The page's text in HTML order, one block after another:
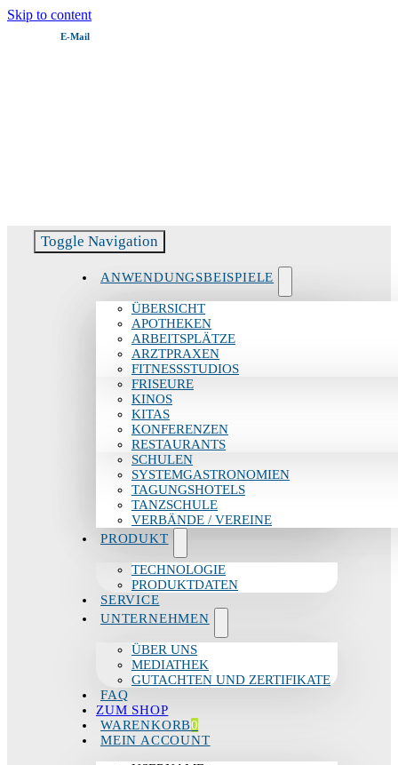
Skip to content
E‑Mail
Toggle Navigation
ANWENDUNGSBEISPIELE
ÜBERSICHT
APOTHEKEN
ARBEITSPLÄTZE
ARZTPRAXEN
FITNESSSTUDIOS
FRISEURE
KINOS
KITAS
KONFERENZEN
RESTAURANTS
SCHULEN
SYSTEMGASTRONOMIEN
TAGUNGSHOTELS
TANZSCHULE
VERBÄNDE / VEREINE
PRODUKT
TECHNOLOGIE
PRODUKTDATEN
SERVICE
UNTERNEHMEN
ÜBER UNS
MEDIATHEK
GUTACHTEN UND ZERTIFIKATE
FAQ
ZUM SHOP
WARENKORB0
MEIN ACCOUNT